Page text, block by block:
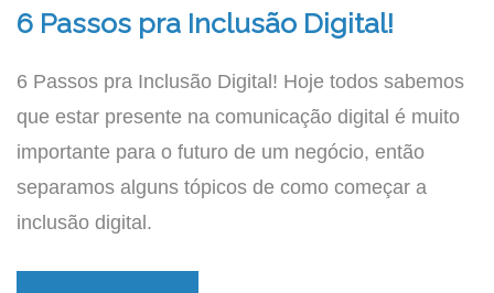
6 Passos pra Inclusão Digital!
6 Passos pra Inclusão Digital! Hoje todos sabemos
que estar presente na comunicação digital é muito
importante para o futuro de um negócio, então
separamos alguns tópicos de como começar a
inclusão digital.